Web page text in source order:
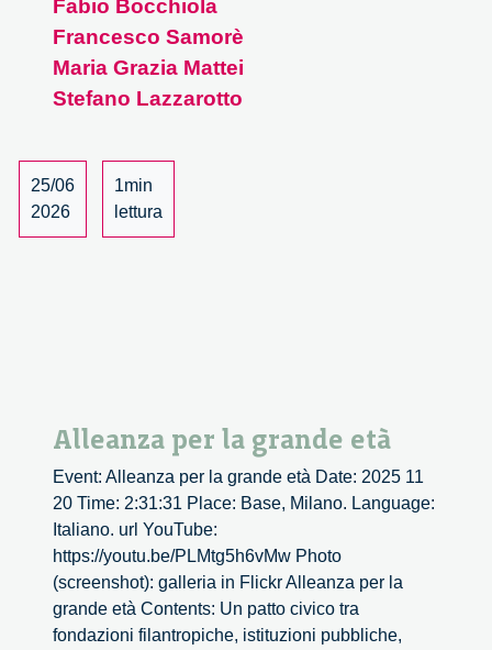
necessaria
–
1/4
Fabio Bocchiola
Francesco Samorè
Maria Grazia Mattei
Stefano Lazzarotto
25/06
2026
1min
lettura
Alleanza per la grande età
Event: Alleanza per la grande età Date: 2025 11
20 Time: 2:31:31 Place: Base, Milano. Language:
Italiano. url YouTube:
https://youtu.be/PLMtg5h6vMw Photo
(screenshot): galleria in Flickr Alleanza per la
grande età Contents: Un patto civico tra
fondazioni filantropiche, istituzioni pubbliche,